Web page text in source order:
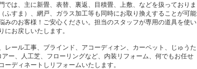
は、主に新畳、表替、裏返、目積畳、上敷、などを扱っておりま
すま）、網戸、ガラス加工等も同時にお取り換えすることが可能
のお客様！ご安心ください。担当のスタッフが専用の道具を使い
お戻しいたします。
ール工事、ブラインド、アコーディオン、カーペット、じゅうた
ー、人工芝、フローリングなど、内装リフォーム、何でもお任せ
ディネートしリフォームいたします。